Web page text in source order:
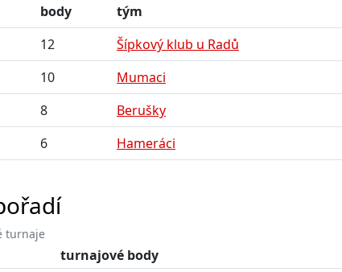
body
tým
12
Šípkový klub u Radů
10
Mumaci
8
Berušky
6 Hameráci
turnaje
turnajové body